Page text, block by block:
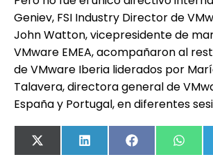
Geniev, FSI Industry Director de
John Watton, vicepresidente de
VMware EMEA, acompañaron al
de VMware Iberia liderados por
Talavera, directora general de
España y Portugal, en diferentes
X
(Twitter)
LinkedIn Facebook